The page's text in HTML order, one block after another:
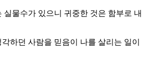
실물수가 있으니 귀중한 것은 함부로 내
하던 사람을 믿음이 나를 살리는 일이